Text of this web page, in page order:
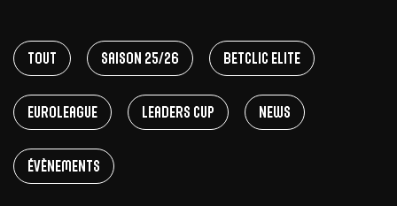
Tout Saison 25/26 Betclic Elite
EuroLeague Leaders Cup News
Évènements